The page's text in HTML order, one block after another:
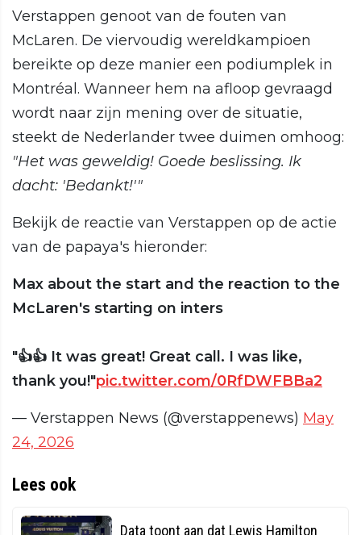
Verstappen genoot van de fouten van
McLaren. De viervoudig wereldkampioen
bereikte op deze manier een podiumplek in
Montréal. Wanneer hem na afloop gevraagd
wordt naar zijn mening over de situatie,
steekt de Nederlander twee duimen omhoog:
"Het was geweldig! Goede beslissing. Ik
dacht: 'Bedankt!'"
Bekijk de reactie van Verstappen op de actie
van de papaya's hieronder:
Max about the start and the reaction to the
McLaren's starting on inters
"👍👍 It was great! Great call. I was like,
thank you!"pic.twitter.com/0RfDWFBBa2
— Verstappen News (@verstappenews) May
24, 2026
Lees ook
Data toont aan dat Lewis Hamilton